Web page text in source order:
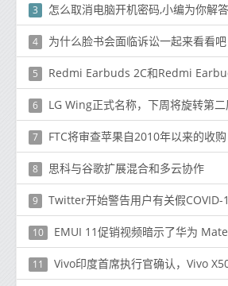
3 怎么取消电脑开机密码,小编为你解答
4 为什么脸书会面临诉讼一起来看看吧
5 Redmi Earbuds 2C和Redmi Earbuds
6 LG Wing正式名称，下周将旋转第
7 FTC将审查苹果自2010年以来的收购
8 思科与谷歌扩展混合和多云协作
9 Twitter开始警告用户有关假COVID-
10 EMUI 11促销视频暗示了华为 Mate40
11 Vivo印度首席执行官确认，Vivo X50和